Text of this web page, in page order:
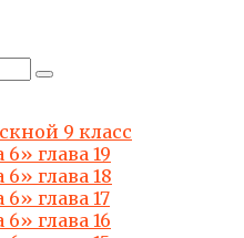
9 класс
глава 19
глава 18
глава 17
глава 16